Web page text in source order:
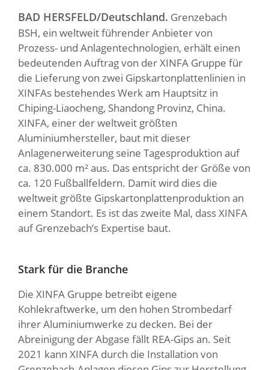
BAD HERSFELD/Deutschland. Grenzebach
BSH, ein weltweit führender Anbieter von
Prozess- und Anlagentechnologien, erhält einen
bedeutenden Auftrag von der XINFA Gruppe für
die Lieferung von zwei Gipskartonplattenlinien in
XINFAs bestehendes Werk am Hauptsitz in
Chiping-Liaocheng, Shandong Provinz, China.
XINFA, einer der weltweit größten
Aluminiumhersteller, baut mit dieser
Anlagenerweiterung seine Tagesproduktion auf
ca. 830.000 m² aus. Das entspricht der Größe von
ca. 120 Fußballfeldern. Damit wird dies die
weltweit größte Gipskartonplattenproduktion an
einem Standort. Es ist das zweite Mal, dass XINFA
auf Grenzebach’s Expertise baut.
Stark für die Branche
Die XINFA Gruppe betreibt eigene
Kohlekraftwerke, um den hohen Strombedarf
ihrer Aluminiumwerke zu decken. Bei der
Abreinigung der Abgase fällt REA-Gips an. Seit
2021 kann XINFA durch die Installation von